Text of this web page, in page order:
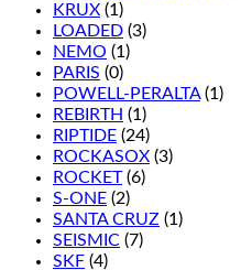
KRUX (1)
LOADED (3)
NEMO (1)
PARIS (0)
POWELL-PERALTA (1)
REBIRTH (1)
RIPTIDE (24)
ROCKASOX (3)
ROCKET (6)
S-ONE (2)
SANTA CRUZ (1)
SEISMIC (7)
SKF (4)